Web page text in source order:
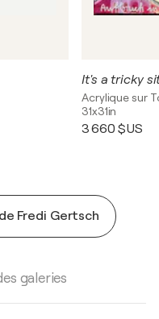
It's a tricky
Acrylique sur
31x31in
3 660 $US
Fredi Gertsch
galeries